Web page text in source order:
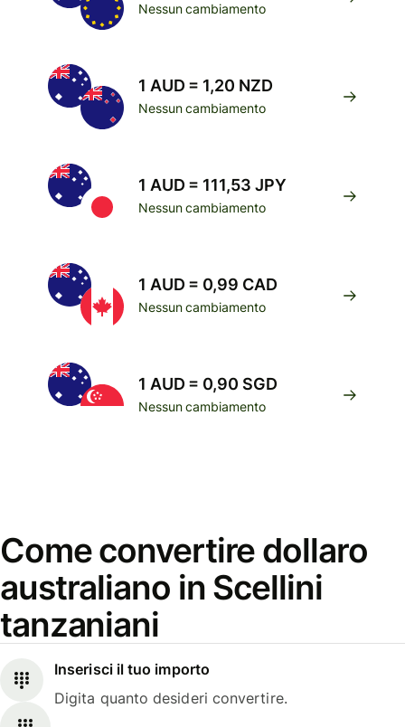
Nessun cambiamento
1 AUD = 1,20 NZD
Nessun cambiamento
1 AUD = 111,53 JPY
Nessun cambiamento
1 AUD = 0,99 CAD
Nessun cambiamento
1 AUD = 0,90 SGD
Nessun cambiamento
Come convertire dollaro
australiano in Scellini
tanzaniani
Inserisci il tuo importo
Digita quanto desideri convertire.